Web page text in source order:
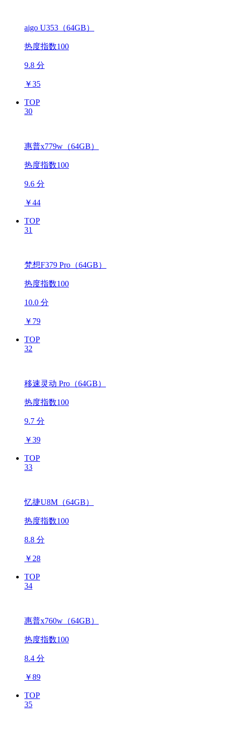
aigo U353（64GB）
热度指数100
9.8 分
￥35
TOP
30
惠普x779w（64GB）
热度指数100
9.6 分
￥44
TOP
31
梵想F379 Pro（64GB）
热度指数100
10.0 分
￥ 79
TOP
32
移速灵动 Pro（64GB）
热度指数100
9.7 分
￥39
TOP
33
忆捷U8M（64GB）
热度指数100
8.8 分
￥ 28
TOP
34
惠普x760w（64GB）
热度指数100
8.4 分
￥89
TOP
35